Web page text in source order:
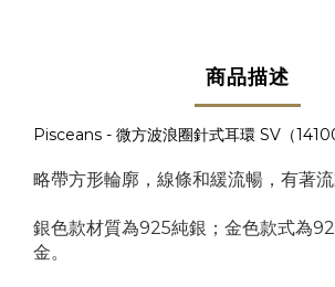
商品描述
Pisceans - 微方波浪圈針式耳環 SV （
略帶方形輪廓，線條和緩流暢，有著流
銀色款材質為925純銀；金色款式為
金。